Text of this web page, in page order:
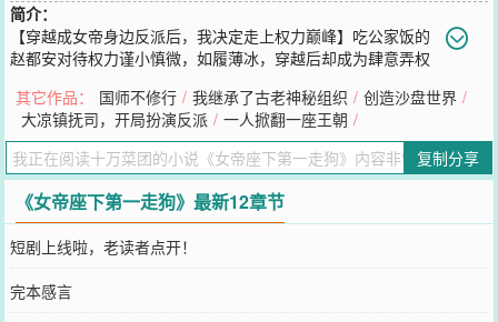
简介：
【穿越成女帝身边反派后，我决定走上权力巅峰】吃公家饭的
赵都安对待权力谨小慎微，如履薄冰，穿越后却成为肆意弄权
投无路之下，本想吹枕边风，向女帝求情，却发现自己这个“面首”是
假的。更糟的是，因声名狼藉，满朝文武都要弹劾他；江湖正义之士
欲铲除他而后快；武夫、佛道术士皆以他为耻。赵都安人麻了。既然
都想让他死，为了死中求活，他也就只好不做人了……洗白上岸，从
出卖同僚开始。自此，大虞王朝多了个女帝座下第一走狗。多年以
后，大雪满京城。城楼上，大虞女帝徐贞观轻轻叹了口气：“说好的假
装道侣，怎么成真了呢……”标签：低玄、剧情流
您要是觉得《女帝座下第一走狗
微博微信里的朋友推荐哦！
其它作品： 国师不修行 / 我继承了古老神秘组织 / 创造沙盘世界 /
大凉镇抚司，开局扮演反派 / 一人掀翻一座王朝 /
复制分享
《女帝座下第一走狗》最新12章节
短剧上线啦，老读者点开！
完本感言